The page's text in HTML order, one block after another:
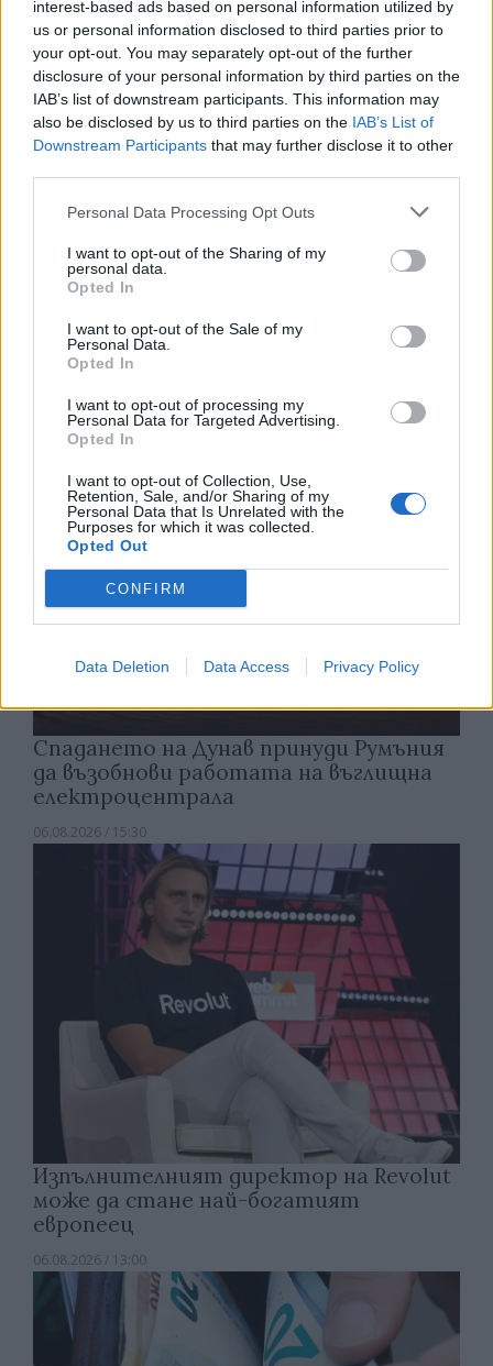
interest-based ads based on personal information utilized by
us or personal information disclosed to third parties prior to
your opt-out. You may separately opt-out of the further
disclosure of your personal information by third parties on the
IAB’s list of downstream participants. This information may
also be disclosed by us to third parties on the IAB’s List of
Downstream Participants that may further disclose it to other
Personal Data Processing Opt Outs
I want to opt-out of the Sharing of my
personal data.
Opted In
I want to opt-out of the Sale of my
Personal Data.
Opted In
I want to opt-out of processing my
Personal Data for Targeted Advertising.
Opted In
I want to opt-out of Collection, Use,
Retention, Sale, and/or Sharing of my
Personal Data that Is Unrelated with the
Purposes for which it was collected.
Opted Out
CONFIRM
Data Deletion Data Access Privacy Policy
Ню Йорк стана 14-ият щат на САЩ, в
който е разрешена евтаназията
06.08.2026 / 16:00
Спадането на Дунав принуди Румъния
да възобнови работата на въглищна
електроцентрала
06.08.2026 / 15:30
Изпълнителният директор на Revolut
може да стане най-богатият
европеец
06.08.2026 / 13:00